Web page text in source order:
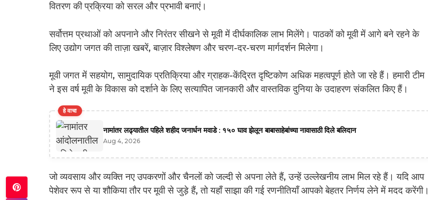
वितरण की प्रक्रिया को सरल और प्रभावी बनाएं।
सर्वोत्तम प्रथाओं को अपनाने और निरंतर सीखने से मूवी में दीर्घकालिक लाभ मिलेंगे। पाठकों को मूवी में आगे बने रहने के
लिए उद्योग जगत की ताज़ा खबरें, बाज़ार विश्लेषण और चरण-दर-चरण मार्गदर्शन मिलेगा।
मूवी जगत में सहयोग, सामुदायिक प्रतिक्रिया और ग्राहक-केंद्रित दृष्टिकोण अधिक महत्वपूर्ण होते जा रहे हैं। हमारी टीम
ने इस वर्ष मूवी के विकास को दर्शाने के लिए सत्यापित जानकारी और वास्तविक दुनिया के उदाहरण संकलित किए हैं।
हे वाचा
नामांतर लढ्यातील पहिले शहीद जनार्धन मवाडे : १५० घाव झेलून बाबासाहेबांच्या नावासाठी दिले बलिदान
Aug 4, 2026
जो व्यवसाय और व्यक्ति नए उपकरणों और चैनलों को जल्दी से अपना लेते हैं, उन्हें उल्लेखनीय लाभ मिल रहे हैं। यदि आप
पेशेवर रूप से या शौकिया तौर पर मूवी से जुड़े हैं, तो यहाँ साझा की गई रणनीतियाँ आपको बेहतर निर्णय लेने में मदद करेंगी।